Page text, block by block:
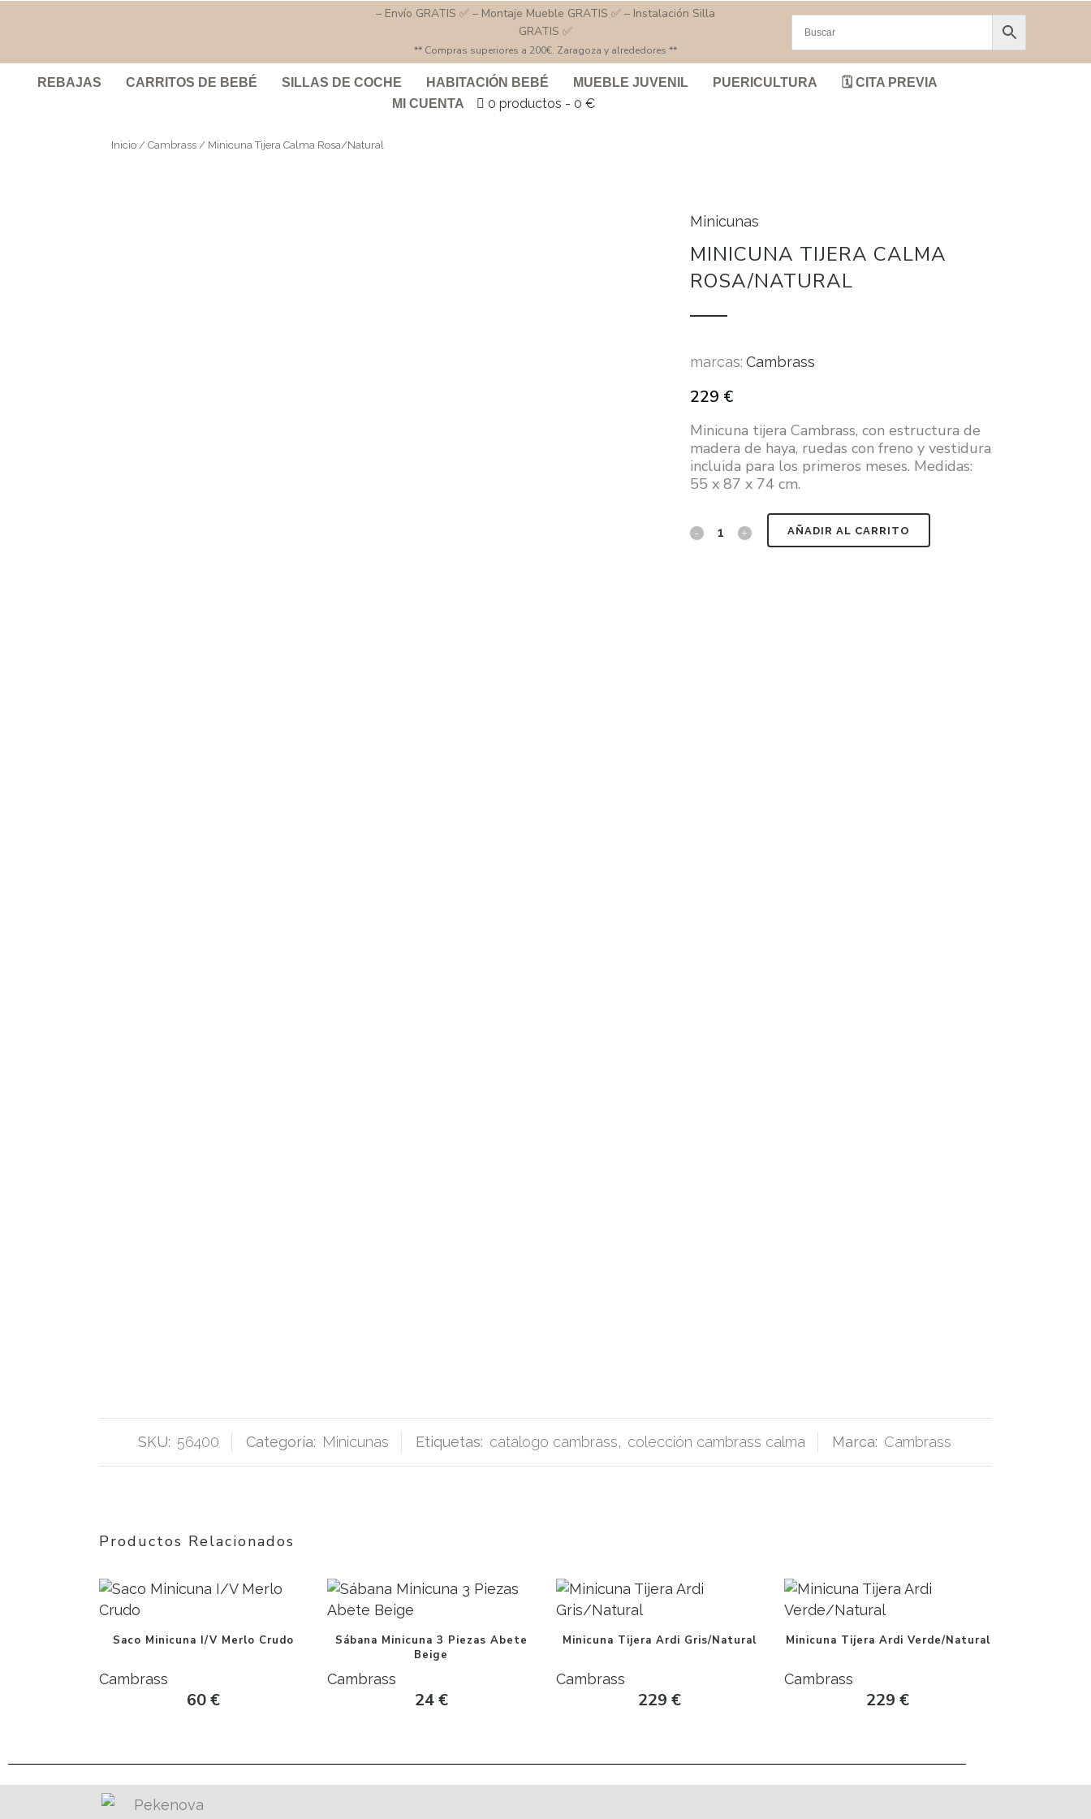
– Envío GRATIS ✅ – Montaje Mueble GRATIS ✅ – Instalación Silla
GRATIS ✅
** Compras superiores a 200€. Zaragoza y alrededores **
REBAJAS CARRITOS DE BEBÉ SILLAS DE COCHE HABITACIÓN BEBÉ MUEBLE JUVENIL PUERICULTURA
🗓️ CITA PREVIA
MI CUENTA
0 productos 0 €
Inicio / Cambrass / Minicuna Tijera Calma Rosa/Natural
Minicunas
MINICUNA TIJERA CALMA
ROSA/NATURAL
marcas: Cambrass
229 €
Minicuna tijera Cambrass, con estructura de
madera de haya, ruedas con freno y vestidura
incluida para los primeros meses. Medidas:
55 x 87 x 74 cm.
AÑADIR AL CARRITO
SKU: 56400 Categoría: Minicunas Etiquetas: catalogo cambrass, colección cambrass calma Marca: Cambrass
Productos Relacionados
Saco Minicuna I/V Merlo Crudo
Cambrass
60€
Sábana Minicuna 3 Piezas Abete
Beige
Cambrass
24€
Minicuna Tijera Ardi Gris/Natural
Cambrass
229€
Minicuna Tijera Ardi Verde/Natural
Cambrass
229€